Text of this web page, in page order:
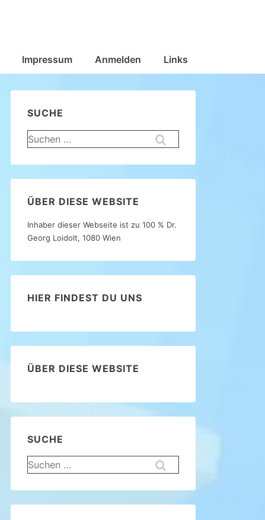
Impressum Anmelden Links
SUCHE
Suchen
nach:
ÜBER DIESE WEBSITE
Inhaber dieser Webseite ist zu 100 % Dr.
Georg Loidolt, 1080 Wien
HIER FINDEST DU UNS
ÜBER DIESE WEBSITE
SUCHE
Suchen
nach: